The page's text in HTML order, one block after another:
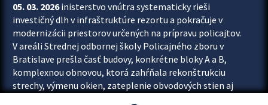
05. 03. 2026inisterstvo vnútra systematicky rieši
investičný dlh v infraštruktúre rezortu a pokračuje v
modernizácii priestorov určených na prípravu policajtov.
V areáli Strednej odbornej školy Policajného zboru v
Bratislave prešla časť budovy, konkrétne bloky A a B,
komplexnou obnovou, ktorá zahŕňala rekonštrukciu
strechy, výmenu okien, zateplenie obvodových stien aj